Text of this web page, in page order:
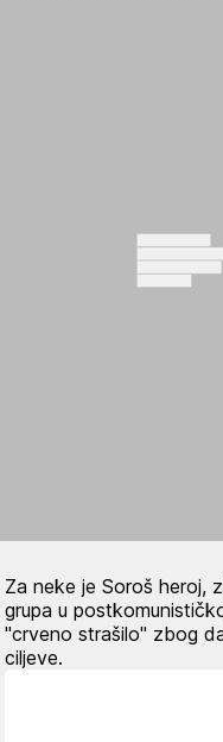
Za neke je Soroš heroj,
grupa u
"crveno strašilo" zbog
ciljeve.